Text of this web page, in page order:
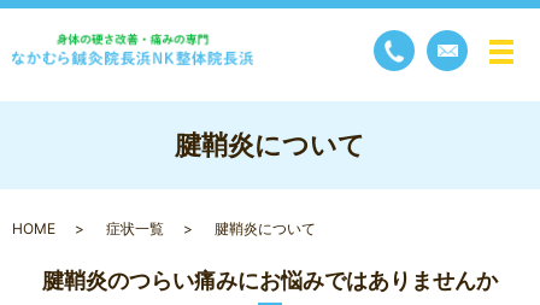
メ
腱鞘炎について
HOME 症状一覧 腱鞘炎について
腱鞘炎のつらい痛みにお悩みではありませんか